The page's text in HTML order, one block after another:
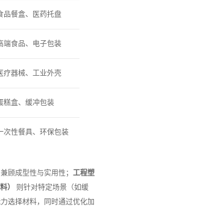
品餐盒、医药托盘
端食品、电子包装
疗器械、工业外壳
糕盒、缓冲包装
次性餐具、环保包装
顾成型性与实用性； 工程塑
）
则针对特定场景（如缓
选择材料，同时通过优化加